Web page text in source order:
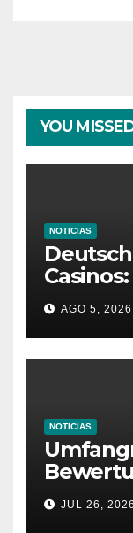
YOU
NOTICIAS
AGO 5, 2026
NOTICIAS
dieses
JUL 26, 2026